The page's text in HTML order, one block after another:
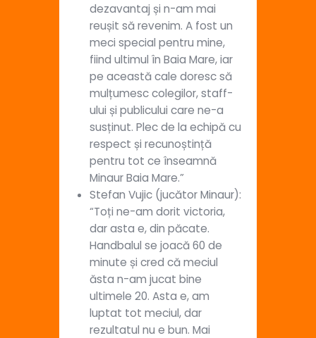
dezavantaj și n-am mai
reușit să revenim. A fost un
meci special pentru mine,
fiind ultimul în Baia Mare, iar
pe această cale doresc să
mulțumesc colegilor, staff-
ului și publicului care ne-a
susținut. Plec de la echipă cu
respect și recunoștință
pentru tot ce înseamnă
Minaur Baia Mare.”
Stefan Vujic (jucător Minaur):
“Toți ne-am dorit victoria,
dar asta e, din păcate.
Handbalul se joacă 60 de
minute și cred că meciul
ăsta n-am jucat bine
ultimele 20. Asta e, am
luptat tot meciul, dar
rezultatul nu e bun. Mai